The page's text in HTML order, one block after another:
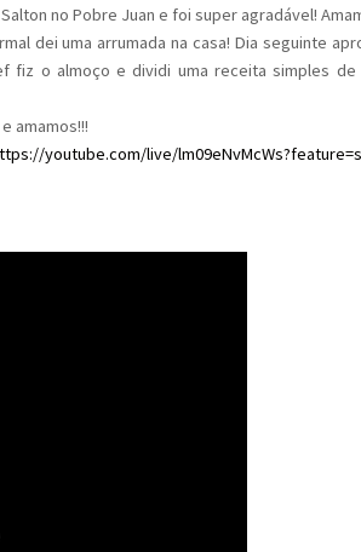
no Pobre Juan e foi super agradável!
dei uma arrumada na casa! Dia seguinte
fiz o almoço e dividi uma receita simples
amamos!!!
youtube.com/live/